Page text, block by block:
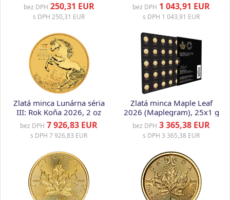
bez DPH 250,31 EUR
s DPH 250,31 EUR
bez DPH 1 043,91 EUR
s DPH 1 043,91 EUR
Zlatá minca Lunárna séria
III: Rok Koňa 2026, 2 oz
bez DPH 7 926,83 EUR
s DPH 7 926,83 EUR
Zlatá minca Maple Leaf
2026 (Maplegram), 25x1 g
bez DPH 3 365,38 EUR
s DPH 3 365,38 EUR